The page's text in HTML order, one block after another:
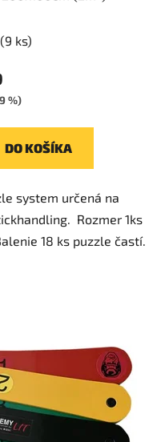
(9 ks)
%)
DO KOŠÍKA
system určená na
Rozmer 1ks
18 ks puzzle častí.